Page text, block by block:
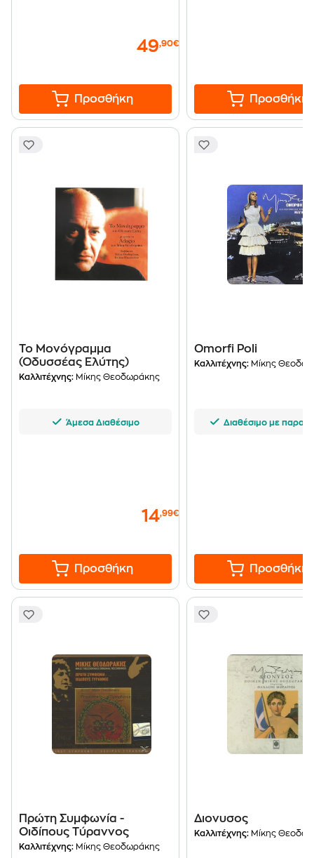
49,90€
Προσθήκη Προσθήκη
Το Μονόγραμμα
(Οδυσσέας Ελύτης)
Καλλιτέχνης: Μίκης Θεοδωράκης
Άμεσα Διαθέσιμο
14,99€
Προσθήκη
Omorfi Poli
Καλλιτέχνης: Μίκης
Διαθέσιμο με
Προσθήκη
Πρώτη Συμφωνία -
Οιδίπους Τύραννος
Καλλιτέχνης: Μίκης Θεοδωράκης
Διονυσος
Καλλιτέχνης: Μίκης